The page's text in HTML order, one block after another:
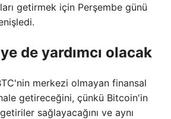
getirmek için Perşembe günü
de yardımcı olacak
merkezi olmayan finansal
getireceğini, çünkü Bitcoin'in
sağlayacağını ve aynı